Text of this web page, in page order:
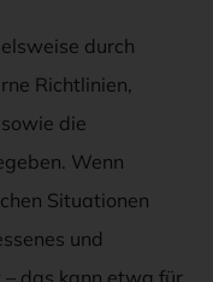
durch
Richtlinien,
die
Wenn
Situationen
und
das kann etwa für